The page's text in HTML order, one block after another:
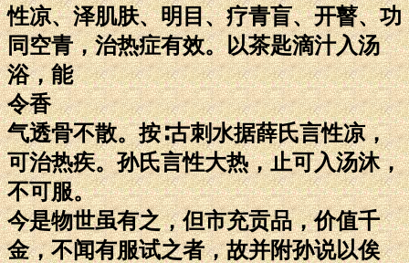
性凉、泽肌肤、明目、疗青盲、开瞽、功
同空青，治热症有效。以茶匙滴汁入汤
浴，能
令香
气透骨不散。按∶古刺水据薛氏言性凉，
可治热疾。孙氏言性大热，止可入汤沐，
不可服。
今是物世虽有之，但市充贡品，价值千
金，不闻有服试之者，故并附孙说以俟